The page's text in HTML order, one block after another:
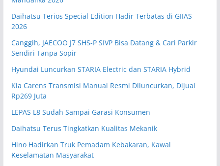
Daihatsu Terios Special Edition Hadir Terbatas di GIIAS
2026
Canggih, JAECOO J7 SHS-P SIVP Bisa Datang & Cari Parkir
Sendiri Tanpa Sopir
Hyundai Luncurkan STARIA Electric dan STARIA Hybrid
Kia Carens Transmisi Manual Resmi Diluncurkan, Dijual
Rp269 Juta
LEPAS L8 Sudah Sampai Garasi Konsumen
Daihatsu Terus Tingkatkan Kualitas Mekanik
Hino Hadirkan Truk Pemadam Kebakaran, Kawal
Keselamatan Masyarakat